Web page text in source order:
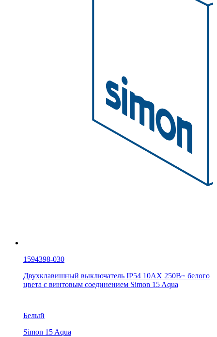
1594398-030
Двухклавишный выключатель IP54 10AX 250В~ белого
цвета с винтовым соединением Simon 15 Aqua
Белый
Simon 15 Aqua